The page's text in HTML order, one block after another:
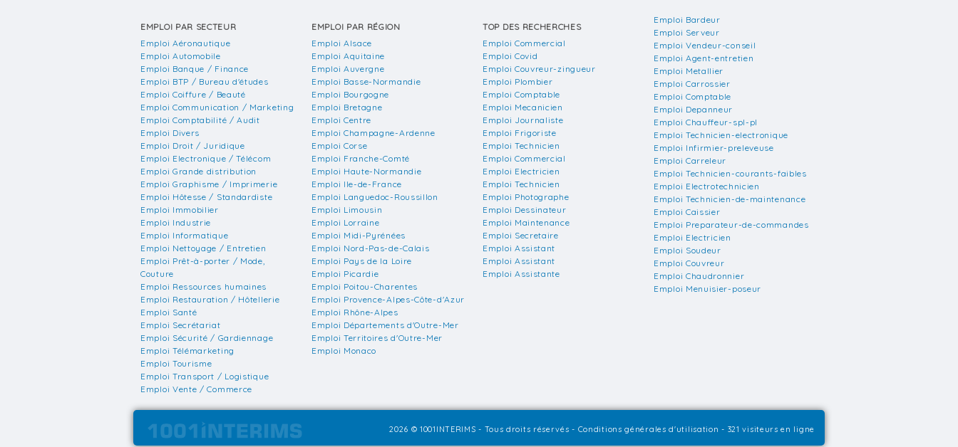
EMPLOI PAR SECTEUR
Emploi Aéronautique
Emploi Automobile
Emploi Banque / Finance
Emploi BTP / Bureau d'études
Emploi Coiffure / Beauté
Emploi Communication / Marketing
Emploi Comptabilité / Audit
Emploi Divers
Emploi Droit / Juridique
Emploi Electronique / Télécom
Emploi Grande distribution
Emploi Graphisme / Imprimerie
Emploi Hôtesse / Standardiste
Emploi Immobilier
Emploi Industrie
Emploi Informatique
Emploi Nettoyage / Entretien
Emploi Prêt-à-porter / Mode,
Couture
Emploi Ressources humaines
Emploi Restauration / Hôtellerie
Emploi Santé
Emploi Secrétariat
Emploi Sécurité / Gardiennage
Emploi Télémarketing
Emploi Tourisme
Emploi Transport / Logistique
Emploi Vente / Commerce
EMPLOI PAR RÉGION
Emploi Alsace
Emploi Aquitaine
Emploi Auvergne
Emploi Basse-Normandie
Emploi Bourgogne
Emploi Bretagne
Emploi Centre
Emploi Champagne-Ardenne
Emploi Corse
Emploi Franche-Comté
Emploi Haute-Normandie
Emploi Ile-de-France
Emploi Languedoc-Roussillon
Emploi Limousin
Emploi Lorraine
Emploi Midi-Pyrénées
Emploi Nord-Pas-de-Calais
Emploi Pays de la Loire
Emploi Picardie
Emploi Poitou-Charentes
Emploi Provence-Alpes-Côte-d'Azur
Emploi Rhône-Alpes
Emploi Départements d'Outre-Mer
Emploi Territoires d'Outre-Mer
Emploi Monaco
TOP DES RECHERCHES
Emploi Commercial
Emploi Covid
Emploi Couvreur-zingueur
Emploi Plombier
Emploi Comptable
Emploi Mecanicien
Emploi Journaliste
Emploi Frigoriste
Emploi Technicien
Emploi Commercial
Emploi Electricien
Emploi Technicien
Emploi Photographe
Emploi Dessinateur
Emploi Maintenance
Emploi Secretaire
Emploi Assistant
Emploi Assistant
Emploi Assistante
Emploi Bardeur
Emploi Serveur
Emploi Vendeur-conseil
Emploi Agent-entretien
Emploi Metallier
Emploi Carrossier
Emploi Comptable
Emploi Depanneur
Emploi Chauffeur-spl-pl
Emploi Technicien-electronique
Emploi Infirmier-preleveuse
Emploi Carreleur
Emploi Technicien-courants-faibles
Emploi Electrotechnicien
Emploi Technicien-de-maintenance
Emploi Caissier
Emploi Preparateur-de-commandes
Emploi Electricien
Emploi Soudeur
Emploi Couvreur
Emploi Chaudronnier
Emploi Menuisier-poseur
2026 © 1001INTERIMS - Tous droits réservés - Conditions générales d'utilisation - 321 visiteurs en ligne